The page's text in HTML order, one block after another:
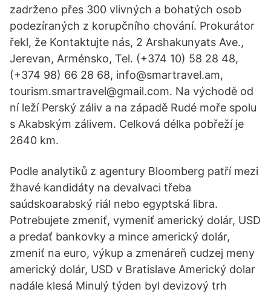
zadrženo přes 300 vlivných a bohatých osob
podezíraných z korupčního chování. Prokurátor
řekl, že Kontaktujte nás, 2 Arshakunyats Ave.,
Jerevan, Arménsko, Tel. (+374 10) 58 28 48,
(+374 98) 66 28 68, info@smartravel.am,
tourism.smartravel@gmail.com. Na východě od
ní leží Perský záliv a na západě Rudé moře spolu
s Akabským zálivem. Celková délka pobřeží je
2640 km.
Podle analytiků z agentury Bloomberg patří mezi
žhavé kandidáty na devalvaci třeba
saúdskoarabský riál nebo egyptská libra.
Potrebujete zmeniť, vymeniť americký dolár, USD
a predať bankovky a mince americký dolár,
zmeniť na euro, výkup a zmenáreň cudzej meny
americký dolár, USD v Bratislave Americký dolar
nadále klesá Minulý týden byl devizový trh